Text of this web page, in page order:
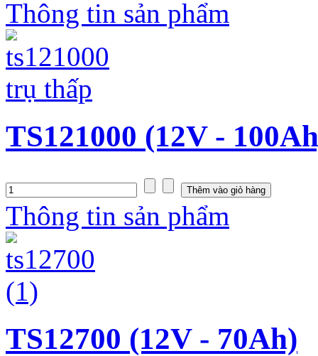
Thông tin sản phẩm
TS121000 (12V -
Thông tin sản phẩm
TS12700 (12V - 70Ah)